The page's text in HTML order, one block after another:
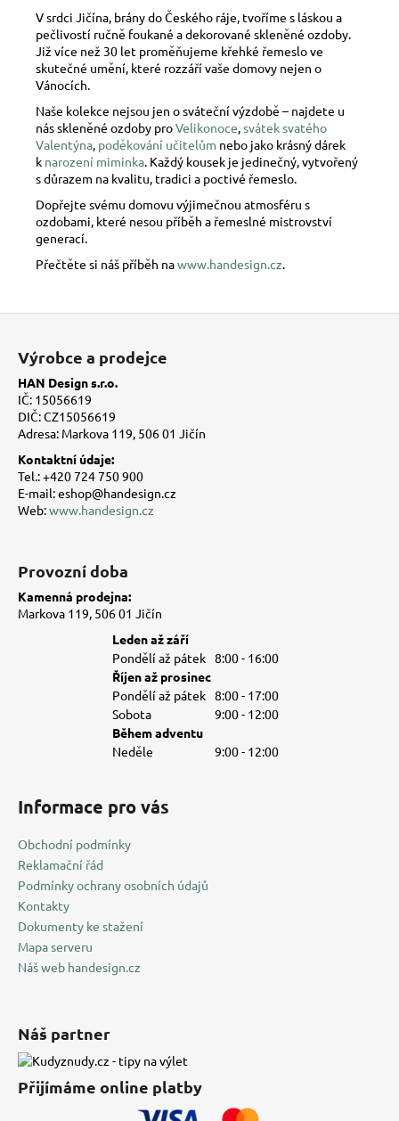
V srdci Jičína, brány do Českého ráje, tvoříme s láskou a
pečlivostí ručně foukané a dekorované skleněné ozdoby.
Již více než 30 let proměňujeme křehké řemeslo ve
skutečné umění, které rozzáří vaše domovy nejen o
Vánocích.
Naše kolekce nejsou jen o sváteční výzdobě – najdete u
nás skleněné ozdoby proVelikonoce,svátek svatého
Valentýna, poděkování učitelům nebo jako krásný dárek
k narození miminka. Každý kousek je jedinečný, vytvořený
s důrazem na kvalitu, tradici a poctivé řemeslo.
Dopřejte svému domovu výjimečnou atmosféru s
ozdobami, které nesou příběh a řemeslné mistrovství
generací.
Přečtěte si náš příběh nawww.handesign.cz.
Výrobce a prodejce
HAN Design s.r.o.
IČ: 15056619
DIČ: CZ15056619
Adresa: Markova 119, 506 01 Jičín
Kontaktní údaje:
Tel.: +420 724 750 900
E-mail: eshop@handesign.cz
Web:www.handesign.cz
Provozní doba
Kamenná prodejna:
Markova 119, 506 01 Jičín
Leden až září
Pondělí až pátek 8:00 - 16:00
Říjen až prosinec
Pondělí až pátek 8:00 - 17:00
Sobota
9:00 - 12:00
Během adventu
Neděle
9:00 - 12:00
Informace pro vás
Obchodní podmínky
Reklamační řád
Podmínky ochrany osobních údajů
Kontakty
Dokumenty ke stažení
Mapa serveru
Náš web handesign.cz
Náš partner
Přijímáme online platby